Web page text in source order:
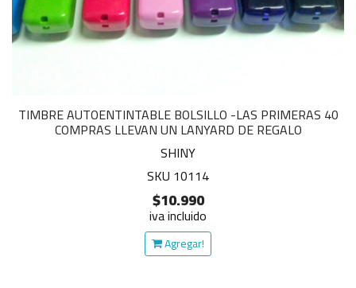
TIMBRE AUTOENTINTABLE BOLSILLO -LAS PRIMERAS 40
COMPRAS LLEVAN UN LANYARD DE REGALO
SHINY
SKU 10114
$10.990
iva incluido
Agregar!